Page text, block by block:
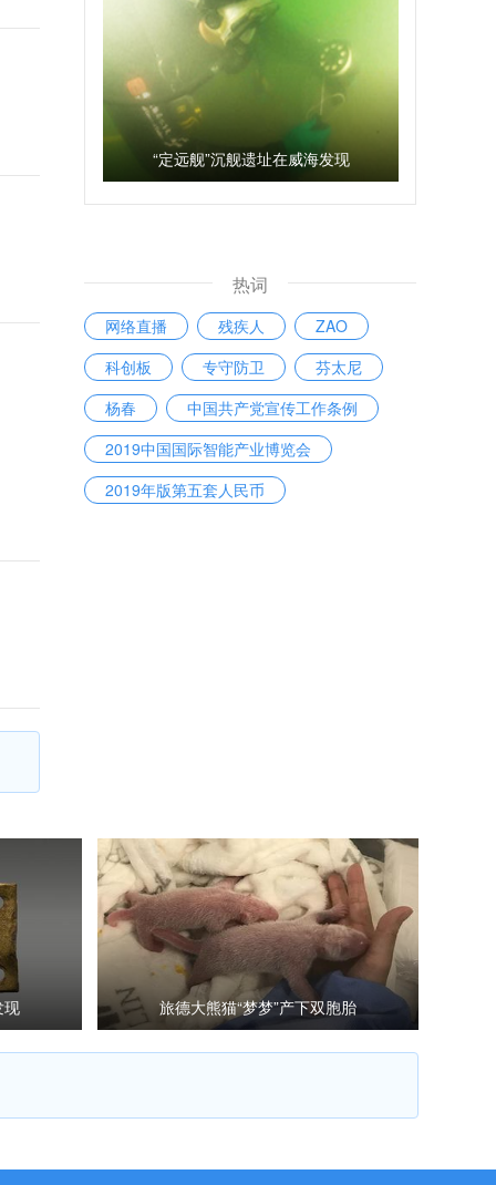
“定远舰”沉舰遗址在威海发现
热词
网络直播 残疾人
ZAO
科创板
专守防卫
芬太尼
杨春
中国共产党宣传工作条例
2019中国国际智能产业博览会
2019年版第五套人民币
现 旅德大熊猫“梦梦”产下双胞胎